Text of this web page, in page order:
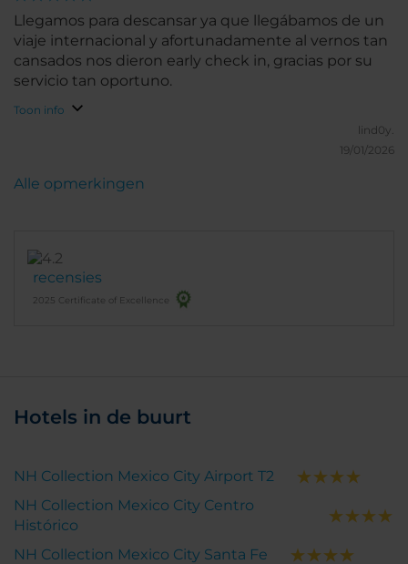
Llegamos para descansar ya que llegábamos de un
viaje internacional y afortunadamente al vernos tan
cansados nos dieron early check in, gracias por su
servicio tan oportuno.
Toon info
lind0y.
19/01/2026
recensies
2025 Certificate of Excellence
Alle opmerkingen
Hotels in de buurt
NH Collection Mexico City Airport T2
NH Collection Mexico City Centro
Histórico
NH Collection Mexico City Santa Fe